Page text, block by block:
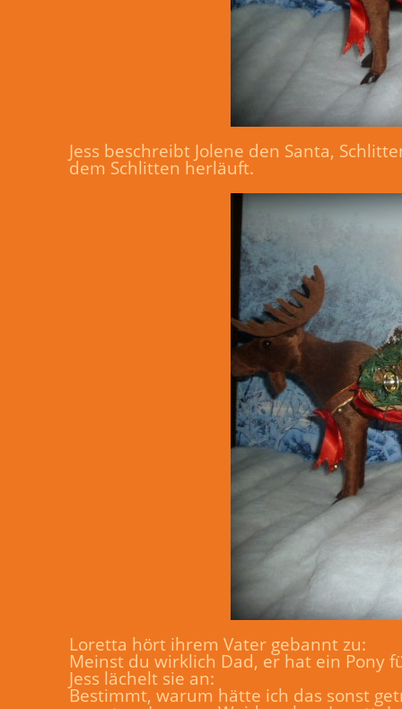
Jess beschreibt Jolene den Santa,
dem Schlitten herläuft.
Loretta hört ihrem Vater gebannt zu:
Meinst du wirklich Dad, er hat ein Pony
Jess lächelt sie an:
Bestimmt, warum hätte ich das sonst